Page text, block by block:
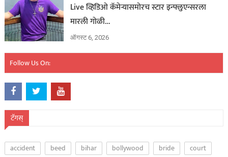
Live व्हिडिओ कॅमेऱ्यासमोरच स्टार इन्फ्लुएन्सरला
मारली गोळी…
ऑगस्ट 6, 2026
Follow Us On:
टॅगस्
accident beed bihar bollywood bride
court